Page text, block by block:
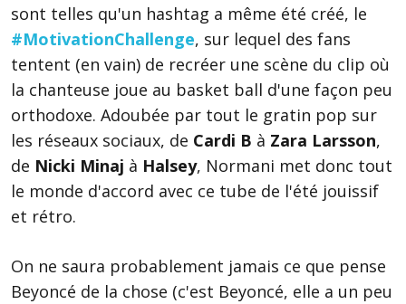
sont telles qu'un hashtag a même été créé, le
#MotivationChallenge, sur lequel des fans
tentent (en vain) de recréer une scène du clip où
la chanteuse joue au basket ball d'une façon peu
orthodoxe. Adoubée par tout le gratin pop sur
les réseaux sociaux, de Cardi B à Zara Larsson,
de Nicki Minaj à Halsey, Normani met donc tout
le monde d'accord avec ce tube de l'été jouissif
et rétro.
On ne saura probablement jamais ce que pense
Beyoncé de la chose (c'est Beyoncé, elle a un peu